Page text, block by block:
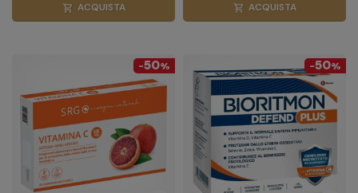
shopping_cart ACQUISTA shopping_cart ACQUISTA
-50% -50%